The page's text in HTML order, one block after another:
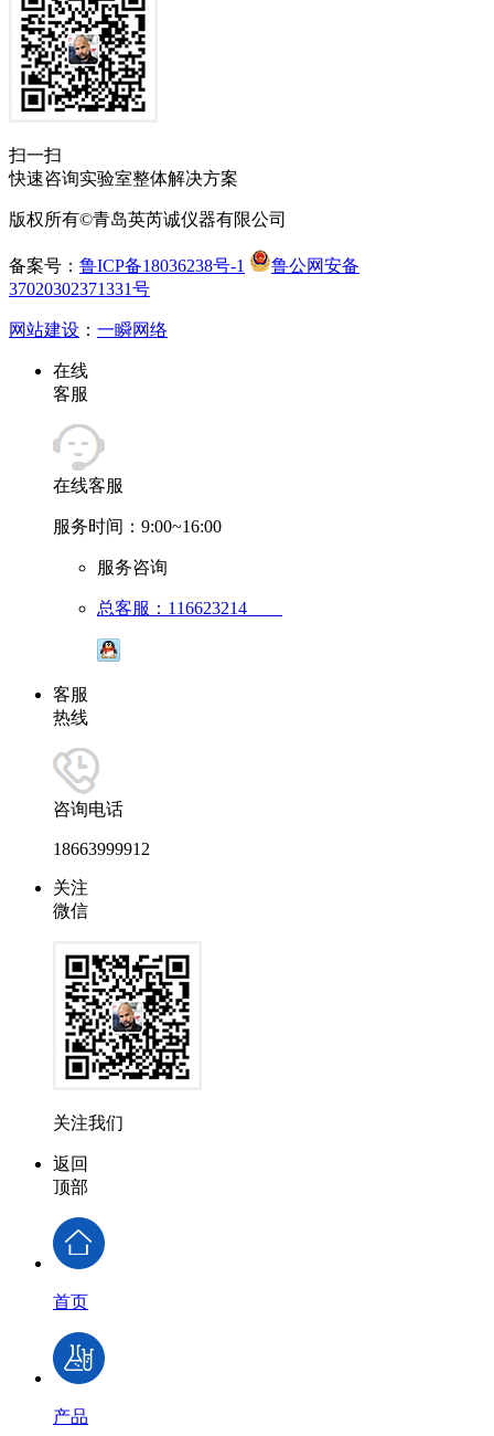
扫一扫
快速咨询实验室整体解决方案
版权所有©青岛英芮诚仪器有限公司
备案号： 鲁ICP备18036238号-1
鲁公网安备
37020302371331号
网站建设 ： 一瞬网络
在线
客服
在线客服
服务时间：9:00~16:00
服务咨询
总客服：116623214
客服
热线
咨询电话
18663999912
关注
微信
关注我们
返回
顶部
首页
产品